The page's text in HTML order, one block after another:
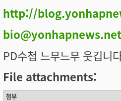
http://
bio@yonhapnews.net
PD수첩 느무느무 웃깁니
File attachments:
첨부